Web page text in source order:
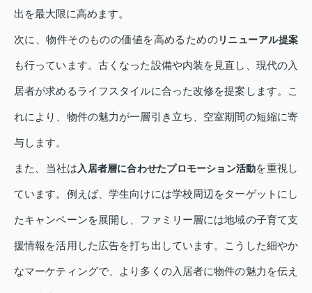
出を最大限に高めます。
次に、物件そのものの価値を高めるためのリニューアル提案
も行っています。古くなった設備や内装を見直し、現代の入
居者が求めるライフスタイルに合った改修を提案します。こ
れにより、物件の魅力が一層引き立ち、空室期間の短縮に寄
与します。
また、当社は入居者層に合わせたプロモーション活動を重視し
ています。例えば、学生向けには学校周辺をターゲットにし
たキャンペーンを展開し、ファミリー層には地域の子育て支
援情報を活用した広告を打ち出しています。こうした細やか
なマーケティングで、より多くの入居者に物件の魅力を伝え